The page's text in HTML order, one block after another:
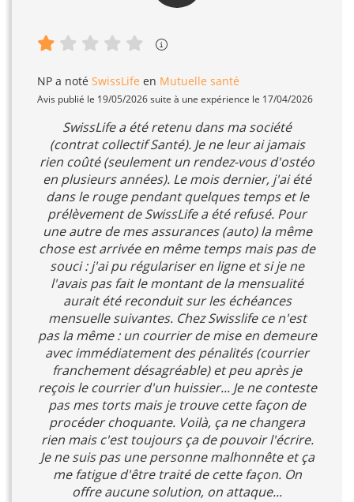
NP a noté SwissLife en Mutuelle santé
Avis publié le 19/05/2026 suite à une expérience le 17/04/2026
SwissLife a été retenu dans ma société
(contrat collectif Santé). Je ne leur ai jamais
rien coûté (seulement un rendez-vous d'ostéo
en plusieurs années). Le mois dernier, j'ai été
dans le rouge pendant quelques temps et le
prélèvement de SwissLife a été refusé. Pour
une autre de mes assurances (auto) la même
chose est arrivée en même temps mais pas de
souci : j'ai pu régulariser en ligne et si je ne
l'avais pas fait le montant de la mensualité
aurait été reconduit sur les échéances
mensuelle suivantes. Chez Swisslife ce n'est
pas la même : un courrier de mise en demeure
avec immédiatement des pénalités (courrier
franchement désagréable) et peu après je
reçois le courrier d'un huissier... Je ne conteste
pas mes torts mais je trouve cette façon de
procéder choquante. Voilà, ça ne changera
rien mais c'est toujours ça de pouvoir l'écrire.
Je ne suis pas une personne malhonnête et ça
me fatigue d'être traité de cette façon. On
offre aucune solution, on attaque...